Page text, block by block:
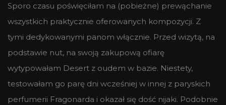
Sporo czasu poświęciłam na (pobieżne) prewąchanie
wszystkich praktycznie oferowanych kompozycji. Z
tymi dedykowanymi panom włącznie. Przed wizytą, na
podstawie nut, na swoją zakupową ofiarę
wytypowałam Desert z oudem w bazie. Niestety,
testowałam go parę dni wcześniej w innej z paryskich
perfumerii Fragonarda i okazał się dość nijaki. Podobnie